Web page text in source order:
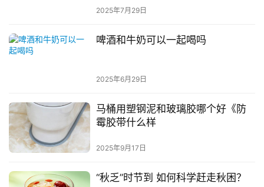
2025年7月29日
啤酒和牛奶可以一起喝吗
2025年6月29日
马桶用塑钢泥和玻璃胶哪个好《防
霉胶带什么样
2025年9月17日
“秋乏”时节到 如何科学赶走秋困？